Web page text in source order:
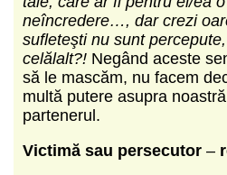
neîncredere…, dar crezi
sufleteşti nu sunt
celălalt?! Negând aceste
să le mascăm, nu facem
multă putere asupra
partenerul.
Victimă sau persecutor ‒